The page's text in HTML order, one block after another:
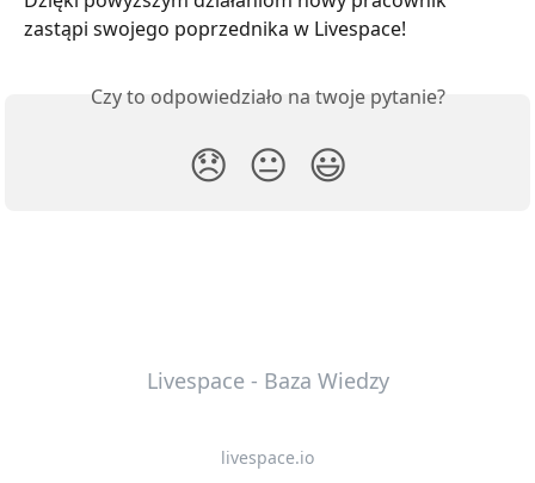
zastąpi swojego poprzednika w Livespace!
Czy to odpowiedziało na twoje pytanie?
😞 😐 😃
Livespace - Baza Wiedzy
livespace.io